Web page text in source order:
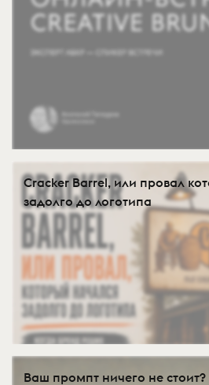
Cracker Barrel, или провал
задолго до логотипа
Ваш промпт ничего не стоит?